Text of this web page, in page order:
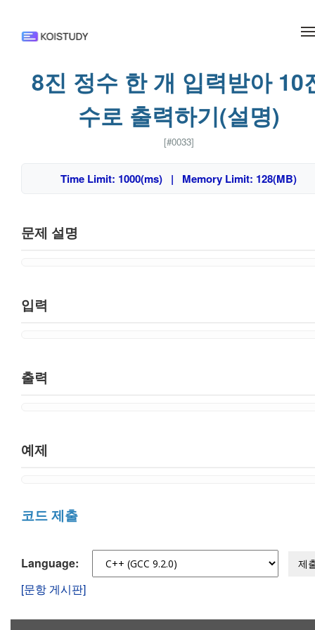
8진 정수 한 개 입력받아 10
수로 출력하기(설명)
[#0033]
Time Limit: 1000(ms) | Memory Limit: 128(MB)
문제 설명
입력
출력
예제
코드 제출
Language: 제
[문항 게시판]